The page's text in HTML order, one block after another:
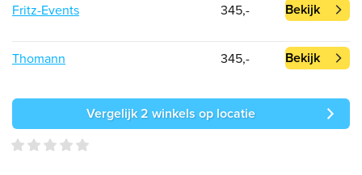
Fritz-Events 345,- Bekijk
Thomann 345,- Bekijk
Vergelijk 2 winkels op locatie